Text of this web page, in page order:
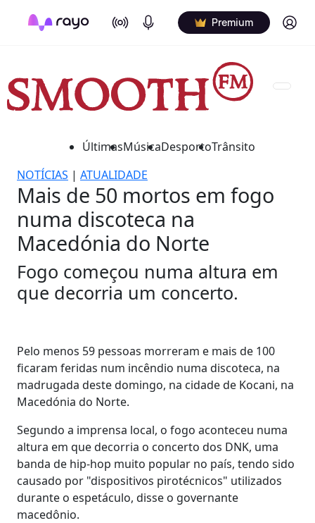
On Air Podcasts Premium Log in
ÚltimasMúsicaDesportoTrânsito
NOTÍCIAS | ATUALIDADE
Mais de 50 mortos em fogo
numa discoteca na
Macedónia do Norte
Fogo começou numa altura em
que decorria um concerto.
Pelo menos 59 pessoas morreram e mais de 100
ficaram feridas num incêndio numa discoteca, na
madrugada deste domingo, na cidade de Kocani, na
Macedónia do Norte.
Segundo a imprensa local, o fogo aconteceu numa
altura em que decorria o concerto dos DNK, uma
banda de hip-hop muito popular no país, tendo sido
causado por "dispositivos pirotécnicos" utilizados
durante o espetáculo, disse o governante
macedônio.